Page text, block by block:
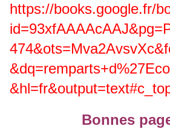
https://books.google.fr/
Bonnes